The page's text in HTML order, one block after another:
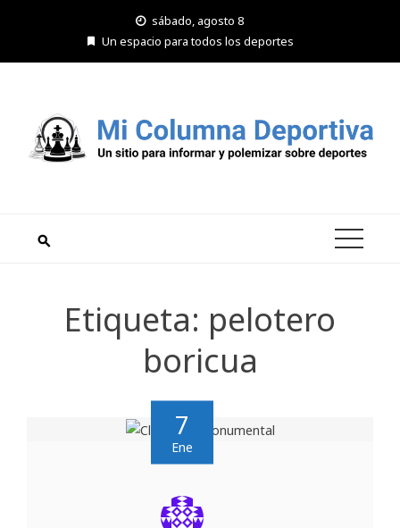
sábado, agosto 8
Un espacio para todos los deportes
Etiqueta: pelotero
boricua
7
Ene